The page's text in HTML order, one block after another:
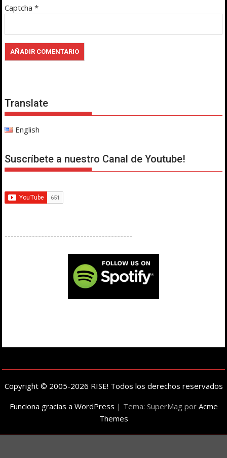
Captcha *
Translate
English
Suscríbete a nuestro Canal de Youtube!
------------------------------------------
Copyright © 2005-2026 RISE! Todos los derechos reservados
Funciona gracias a WordPress | Tema: SuperMag por Acme
Themes